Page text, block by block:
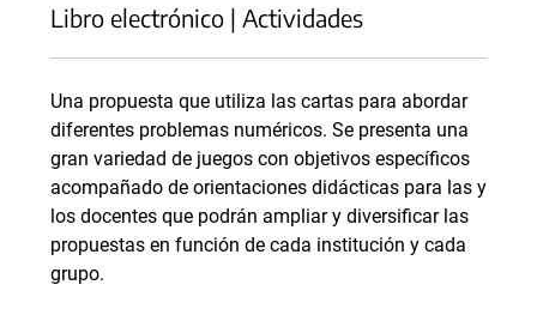
Libro electrónico | Actividades
Una propuesta que utiliza las cartas para abordar
diferentes problemas numéricos. Se presenta una
gran variedad de juegos con objetivos específicos
acompañado de orientaciones didácticas para las y
los docentes que podrán ampliar y diversificar las
propuestas en función de cada institución y cada
grupo.